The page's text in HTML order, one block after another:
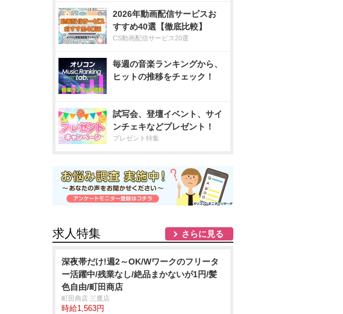
2026年動画配信サービスお
すすめ40選【徹底比較】
CS動画配信サービス20選
毎週の音楽ランキングから、
ヒットの推移をチェック！
試写会、登壇イベント、サイ
ンチェキなどプレゼント！
プレゼント特集
求人特集 さらに見る
深夜帯だけ!週2～OK/Wワークのフリータ
ー活躍中/残業なし/絶品まかないが1円/髪
色自由/町田商店
町田商店 三鷹店
時給1,563円